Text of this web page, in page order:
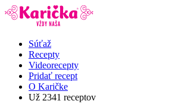
Súťaž
Recepty
Videorecepty
Pridať recept
O Karičke
Už 2341 receptov